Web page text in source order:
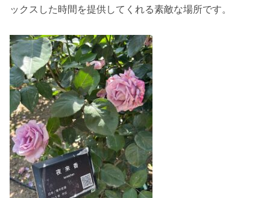
ックスした時間を提供してくれる素敵な場所です。